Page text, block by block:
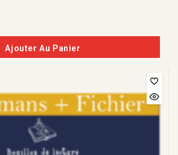
Ajouter Au Panier